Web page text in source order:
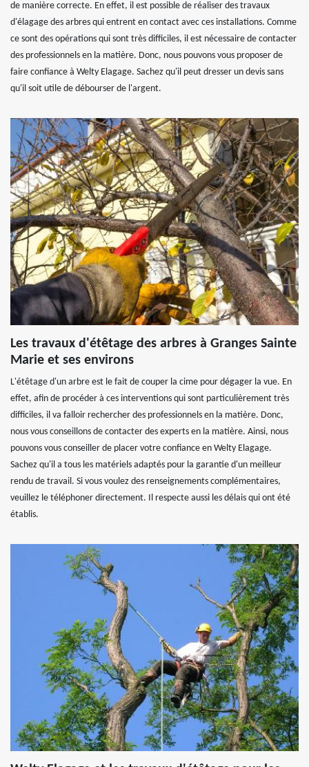
de manière correcte. En effet, il est possible de réaliser des travaux
d'élagage des arbres qui entrent en contact avec ces installations. Comme
ce sont des opérations qui sont très difficiles, il est nécessaire de contacter
des professionnels en la matière. Donc, nous pouvons vous proposer de
faire confiance à Welty Elagage. Sachez qu'il peut dresser un devis sans
qu'il soit utile de débourser de l'argent.
Les travaux d'étêtage des arbres à Granges Sainte
Marie et ses environs
L'étêtage d'un arbre est le fait de couper la cime pour dégager la vue. En
effet, afin de procéder à ces interventions qui sont particulièrement très
difficiles, il va falloir rechercher des professionnels en la matière. Donc,
nous vous conseillons de contacter des experts en la matière. Ainsi, nous
pouvons vous conseiller de placer votre confiance en Welty Elagage.
Sachez qu'il a tous les matériels adaptés pour la garantie d'un meilleur
rendu de travail. Si vous voulez des renseignements complémentaires,
veuillez le téléphoner directement. Il respecte aussi les délais qui ont été
établis.